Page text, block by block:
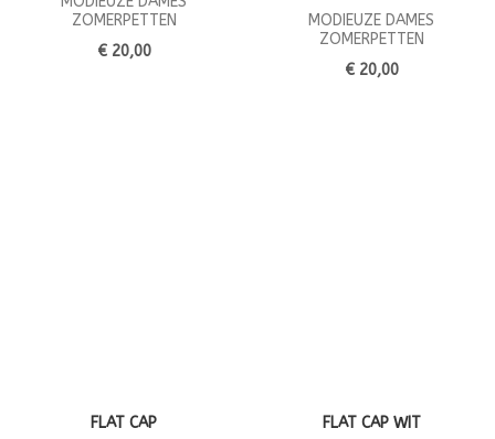
ZOMERPETTEN
€ 20,00
MODIEUZE DAMES
ZOMERPETTEN
€ 20,00
FLAT CAP
FLAT CAP WIT